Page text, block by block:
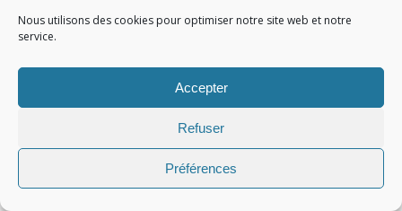
Nous utilisons des cookies pour optimiser notre site web et notre
service.
Accepter
Refuser
Préférences
janvier 2019
décembre 2018
juillet 2018